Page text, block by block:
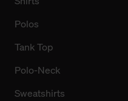
Polos
Tank Top
Polo-Neck
Sweatshirts